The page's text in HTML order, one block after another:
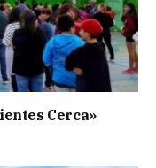
Cerca»